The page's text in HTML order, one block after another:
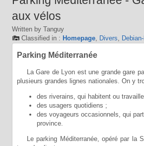
aux vélos
Written by Tanguy
Classified in : Homepage, Divers,
Parking Méditerranée
La Gare de Lyon est une grande gare
plusieurs grandes lignes nationales. On y
des riverains, qui habitent ou
des usagers quotidiens ;
des voyageurs occasionnels, qui
province.
Le parking Méditerranée, opéré par